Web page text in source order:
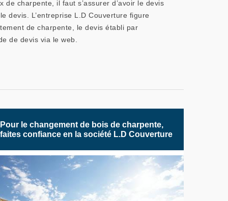
charpente, il faut s’assurer d’avoir le devis
devis. L’entreprise L.D Couverture figure
de charpente, le devis établi par
de devis via le web.
Pour le changement de bois de charpente,
faites confiance en la société L.D Couverture